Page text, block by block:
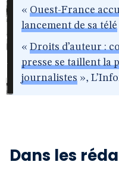
« Ouest-France
lancement de sa télé
« Droits d’auteur :
presse se taillent la
journalistes »,
Dans les